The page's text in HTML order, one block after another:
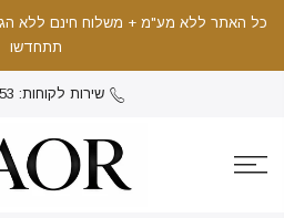
כל האתר ללא מע"מ + משלוח חינם ללא
תתחדשו
שירות לקוחות: 089999553